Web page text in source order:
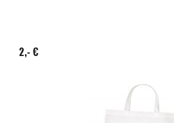
2,- €